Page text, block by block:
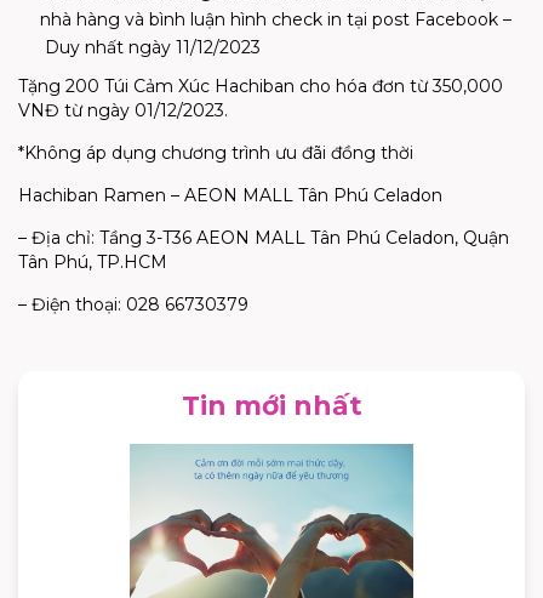
nhà hàng và bình luận hình check in tại post Facebook –
Duy nhất ngày 11/12/2023
Tặng 200 Túi Cảm Xúc Hachiban cho hóa đơn từ 350,000
VNĐ từ ngày 01/12/2023.
*Không áp dụng chương trình ưu đãi đồng thời
Hachiban Ramen – AEON MALL Tân Phú Celadon
– Địa chỉ: Tầng 3-T36 AEON MALL Tân Phú Celadon, Quận
Tân Phú, TP.HCM
– Điện thoại: 028 66730379
Tin mới nhất